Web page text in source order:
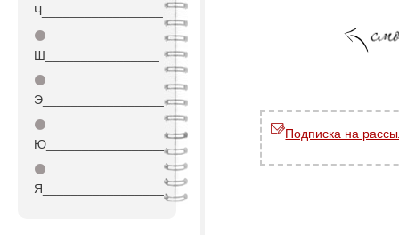
Ч_________________
⚫
Ш________________
⚫
Э_________________
⚫
Ю_________________
⚫
Я_________________
Подписка на